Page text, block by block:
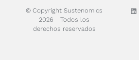
© Copyright Sustenomics
2026 - Todos los
derechos reservados